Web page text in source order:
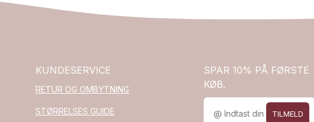
KUNDESERVICE
RETUR OG OMBYTNING
STØRRELSES GUIDE
SPAR 10% PÅ FØRSTE
KØB.
TILMELD